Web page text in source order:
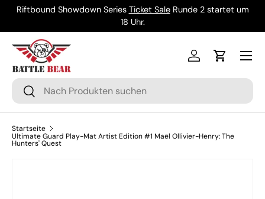
Riftbound Showdown Series Ticket SaleRunde 2 startet um
18 Uhr.
Suchen
Suchen
Einloggen
Menü
Startseite
Ultimate Guard Play-Mat Artist Edition #1 Maël Ollivier-Henry: The
Hunters' Quest